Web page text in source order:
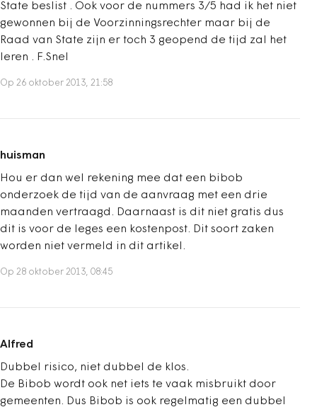
State beslist . Ook voor de nummers 3/5 had ik het niet
gewonnen bij de Voorzinningsrechter maar bij de
Raad van State zijn er toch 3 geopend de tijd zal het
leren . F.Snel
Op 26 oktober 2013, 21:58
huisman
Hou er dan wel rekening mee dat een bibob
onderzoek de tijd van de aanvraag met een drie
maanden vertraagd. Daarnaast is dit niet gratis dus
dit is voor de leges een kostenpost. Dit soort zaken
worden niet vermeld in dit artikel.
Op 28 oktober 2013, 08:45
Alfred
Dubbel risico, niet dubbel de klos.
De Bibob wordt ook net iets te vaak misbruikt door
gemeenten. Dus Bibob is ook regelmatig een dubbel